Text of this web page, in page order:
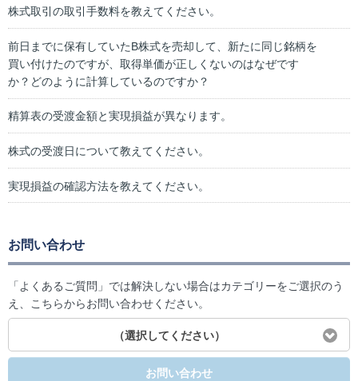
株式取引の取引手数料を教えてください。
前日までに保有していたB株式を売却して、新たに同じ銘柄を
買い付けたのですが、取得単価が正しくないのはなぜです
か？どのように計算しているのですか？
精算表の受渡金額と実現損益が異なります。
株式の受渡日について教えてください。
実現損益の確認方法を教えてください。
お問い合わせ
「よくあるご質問」では解決しない場合はカテゴリーをご選択のう
え、こちらからお問い合わせください。
（選択してください）
お問い合わせ